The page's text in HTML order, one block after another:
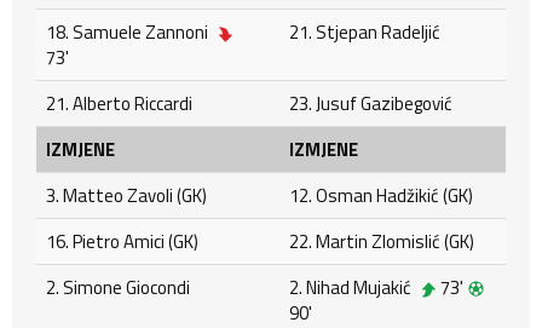
18. Samuele Zannoni
73'
21. Stjepan Radeljić
21. Alberto Riccardi
23. Jusuf Gazibegović
IZMJENE
IZMJENE
3. Matteo Zavoli (GK)
12. Osman Hadžikić (GK)
16. Pietro Amici (GK)
22. Martin Zlomislić (GK)
2. Simone Giocondi
2. Nihad Mujakić
73'
90'